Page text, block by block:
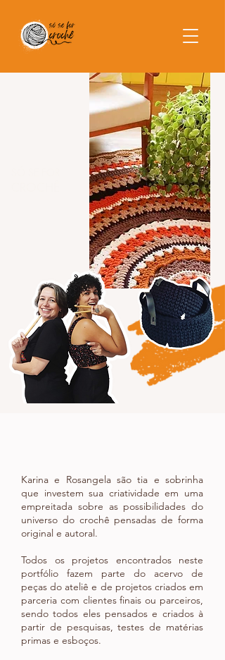
Karina e Rosangela são tia e sobrinha
que investem sua criatividade em uma
empreitada sobre as possibilidades do
universo do crochê pensadas de forma
original e autoral.
Todos os projetos encontrados neste
portfólio fazem parte do acervo de
peças do ateliê e de projetos criados em
parceria com clientes finais ou parceiros,
sendo todos eles pensados e criados à
partir de pesquisas, testes de matérias
primas e esboços.